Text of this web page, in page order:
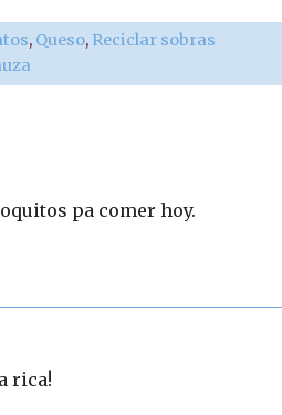
, Queso, Reciclar sobras
pa comer hoy.
rica!